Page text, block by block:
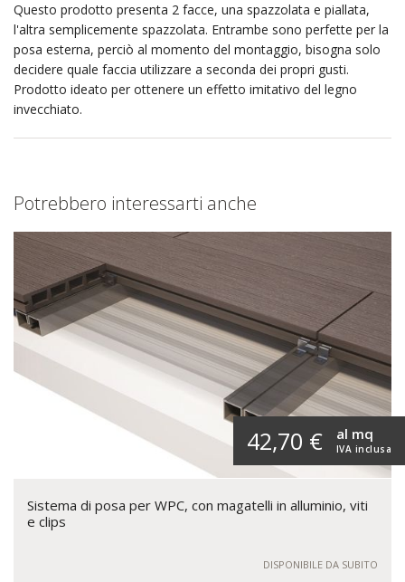
Questo prodotto presenta 2 facce, una spazzolata e piallata,
l'altra semplicemente spazzolata. Entrambe sono perfette per la
posa esterna, perciò al momento del montaggio, bisogna solo
decidere quale faccia utilizzare a seconda dei propri gusti.
Prodotto ideato per ottenere un effetto imitativo del legno
invecchiato.
Potrebbero interessarti anche
42,70 € IVA inclusa
al mq
Sistema di posa per WPC, con magatelli in alluminio, viti
e clips
DISPONIBILE DA SUBITO